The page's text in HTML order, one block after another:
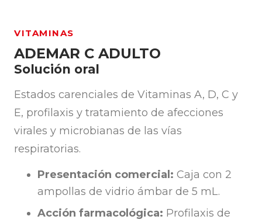
VITAMINAS
ADEMAR C ADULTO
Solución oral
Estados carenciales de Vitaminas A, D, C y
E, profilaxis y tratamiento de afecciones
virales y microbianas de las vías
respiratorias.
Presentación comercial: Caja con 2
ampollas de vidrio ámbar de 5 mL.
Acción farmacológica: Profilaxis de